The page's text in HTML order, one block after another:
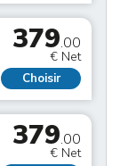
379.00
€ Net
Choisir
379.00
€ Net